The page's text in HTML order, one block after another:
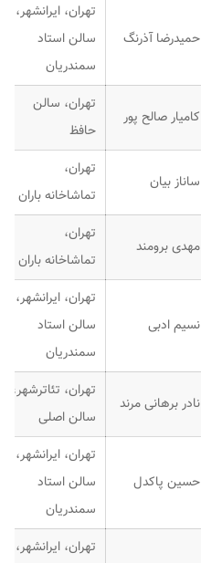
حمیدرضا آذرنگ
تهران، ایرانشهر،
سالن استاد
سمندریان
کامیار صالح پور
تهران، سالن
حافظ
ساناز بیان
تهران،
تماشاخانه باران
مهدی برومند
تهران،
تماشاخانه باران
نسیم ادبی
تهران، ایرانشهر،
سالن استاد
سمندریان
نادر برهانی مرند
تهران، تئاترشهر،
سالن اصلی
حسین پاکدل
تهران، ایرانشهر،
سالن استاد
سمندریان
تهران، ایرانشهر،